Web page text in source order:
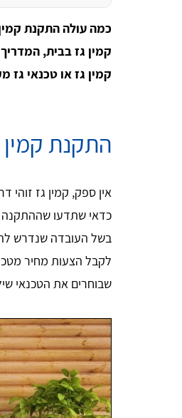
כמה עולה התקנת
קמין גז בבית,
קמין גז או טכנאי
התקנת קמין
אין ספק, קמין גז
כדאי שתדעו שההתקנה
בשל העובדה שנדרש
לקבל הצעות מחיר
שבוחרים את הטכנאי